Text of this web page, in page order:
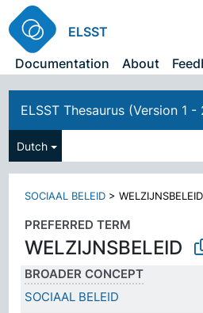
ELSST
Documentation
About
ELSST Thesaurus (Version 1 -
Dutch
SOCIAAL BELEID >WELZIJNSBELEID
PREFERRED TERM
WELZIJNSBELEID
BROADER CONCEPT
SOCIAAL BELEID